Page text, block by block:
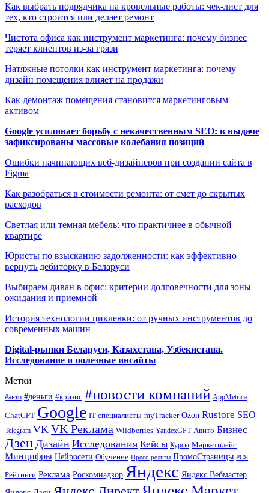
Как выбрать подрядчика на кровельные работы: чек-лист для
тех, кто строится или делает ремонт
Чистота офиса как инструмент маркетинга: почему бизнес
теряет клиентов из-за грязи
Натяжные потолки как инструмент маркетинга: почему
дизайн помещения влияет на продажи
Как демонтаж помещения становится маркетинговым
активом
Google усиливает борьбу с некачественным SEO: в выдаче
зафиксированы массовые колебания позиций
Ошибки начинающих веб-дизайнеров при создании сайта в
Figma
Как разобраться в стоимости ремонта: от смет до скрытых
расходов
Светлая или темная мебель: что практичнее в обычной
квартире
Юристы по взысканию задолженности: как эффективно
вернуть дебиторку в Беларуси
Выбираем диван в офис: критерии долговечности для зоны
ожидания и приемной
История технологии циклевки: от ручных инструментов до
современных машин
Digital-рынки Беларуси, Казахстана, Узбекистана.
Исследование и полезные инсайты
Метки
#авто #деньги #кризис #новости компаний AppMetrica
ChatGPT Google IT-специалисты myTracker Ozon Rustore SEO
Telegram VK VK Реклама Wildberries YandexGPT Авито Бизнес
Дзен Дизайн Исследования Кейсы Курсы Маркетплейс
Минцифры Нейросети Обучение Пресс-релизы ПромоСтраницы РСЯ
Рейтинги Реклама Роскомнадзор Яндекс Яндекс.Вебмастер